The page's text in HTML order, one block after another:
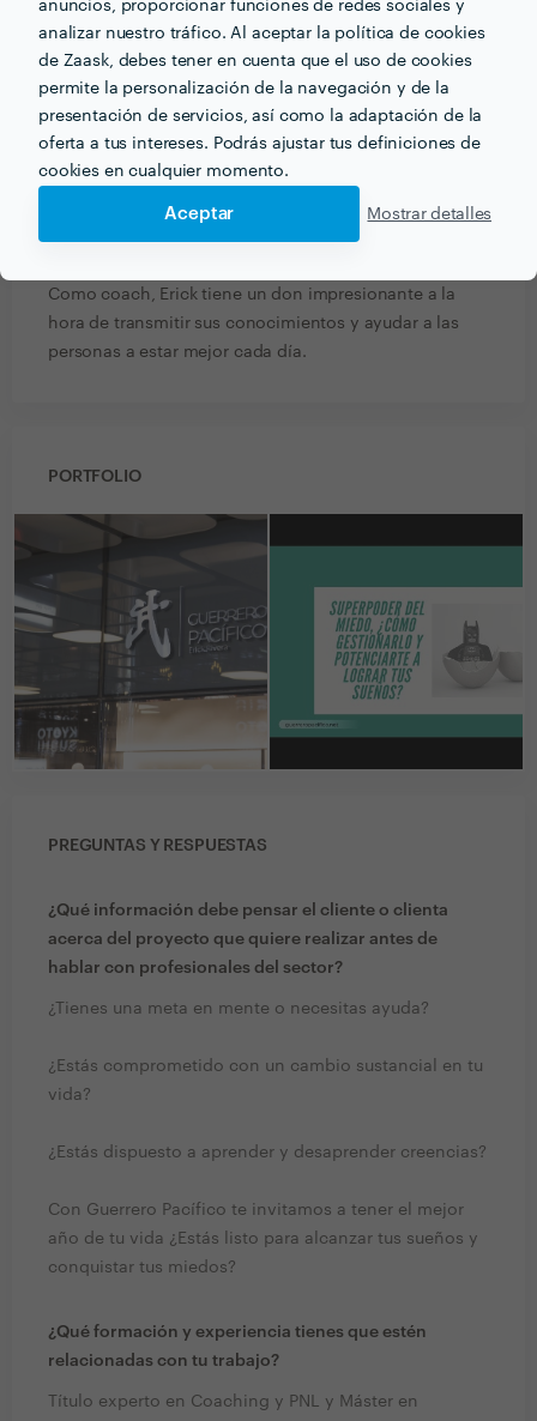
anuncios, proporcionar funciones de redes sociales y
analizar nuestro tráfico. Al aceptar la política de cookies
de Zaask, debes tener en cuenta que el uso de cookies
permite la personalización de la navegación y de la
presentación de servicios, así como la adaptación de la
oferta a tus intereses. Podrás ajustar tus definiciones de
cookies en cualquier momento.
Aceptar Mostrar detalles
Trabajo realizado fuera de la plataforma
12 nov. 2020
Llevaba muchos años planteándome hacer unas
sesiones de coaching. Finalmente he tomado la
decisión y no he podido acertar más con Erick y su
proyecto Guerrero Pacífico. He logrado cambios en mi
vida en muchos sentidos, he establecido rutinas
saludables y estoy más enfocada en mis objetivos.
Como coach, Erick tiene un don impresionante a la
hora de transmitir sus conocimientos y ayudar a las
personas a estar mejor cada día.
PORTFOLIO
PREGUNTAS Y RESPUESTAS
¿Qué información debe pensar el cliente o clienta
acerca del proyecto que quiere realizar antes de
hablar con profesionales del sector?
¿Tienes una meta en mente o necesitas ayuda?
¿Estás comprometido con un cambio sustancial en tu
vida?
¿Estás dispuesto a aprender y desaprender creencias?
Con Guerrero Pacífico te invitamos a tener el mejor
año de tu vida ¿Estás listo para alcanzar tus sueños y
conquistar tus miedos?
¿Qué formación y experiencia tienes que estén
relacionadas con tu trabajo?
Título experto en Coaching y PNL y Máster en